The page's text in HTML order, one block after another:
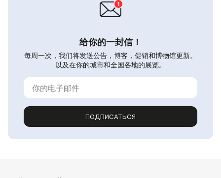
给你的一封信！
每周一次，我们将发送公告，博客，促销和博物馆更新。
以及在你的城市和全国各地的展览。
ПОДПИСАТЬСЯ